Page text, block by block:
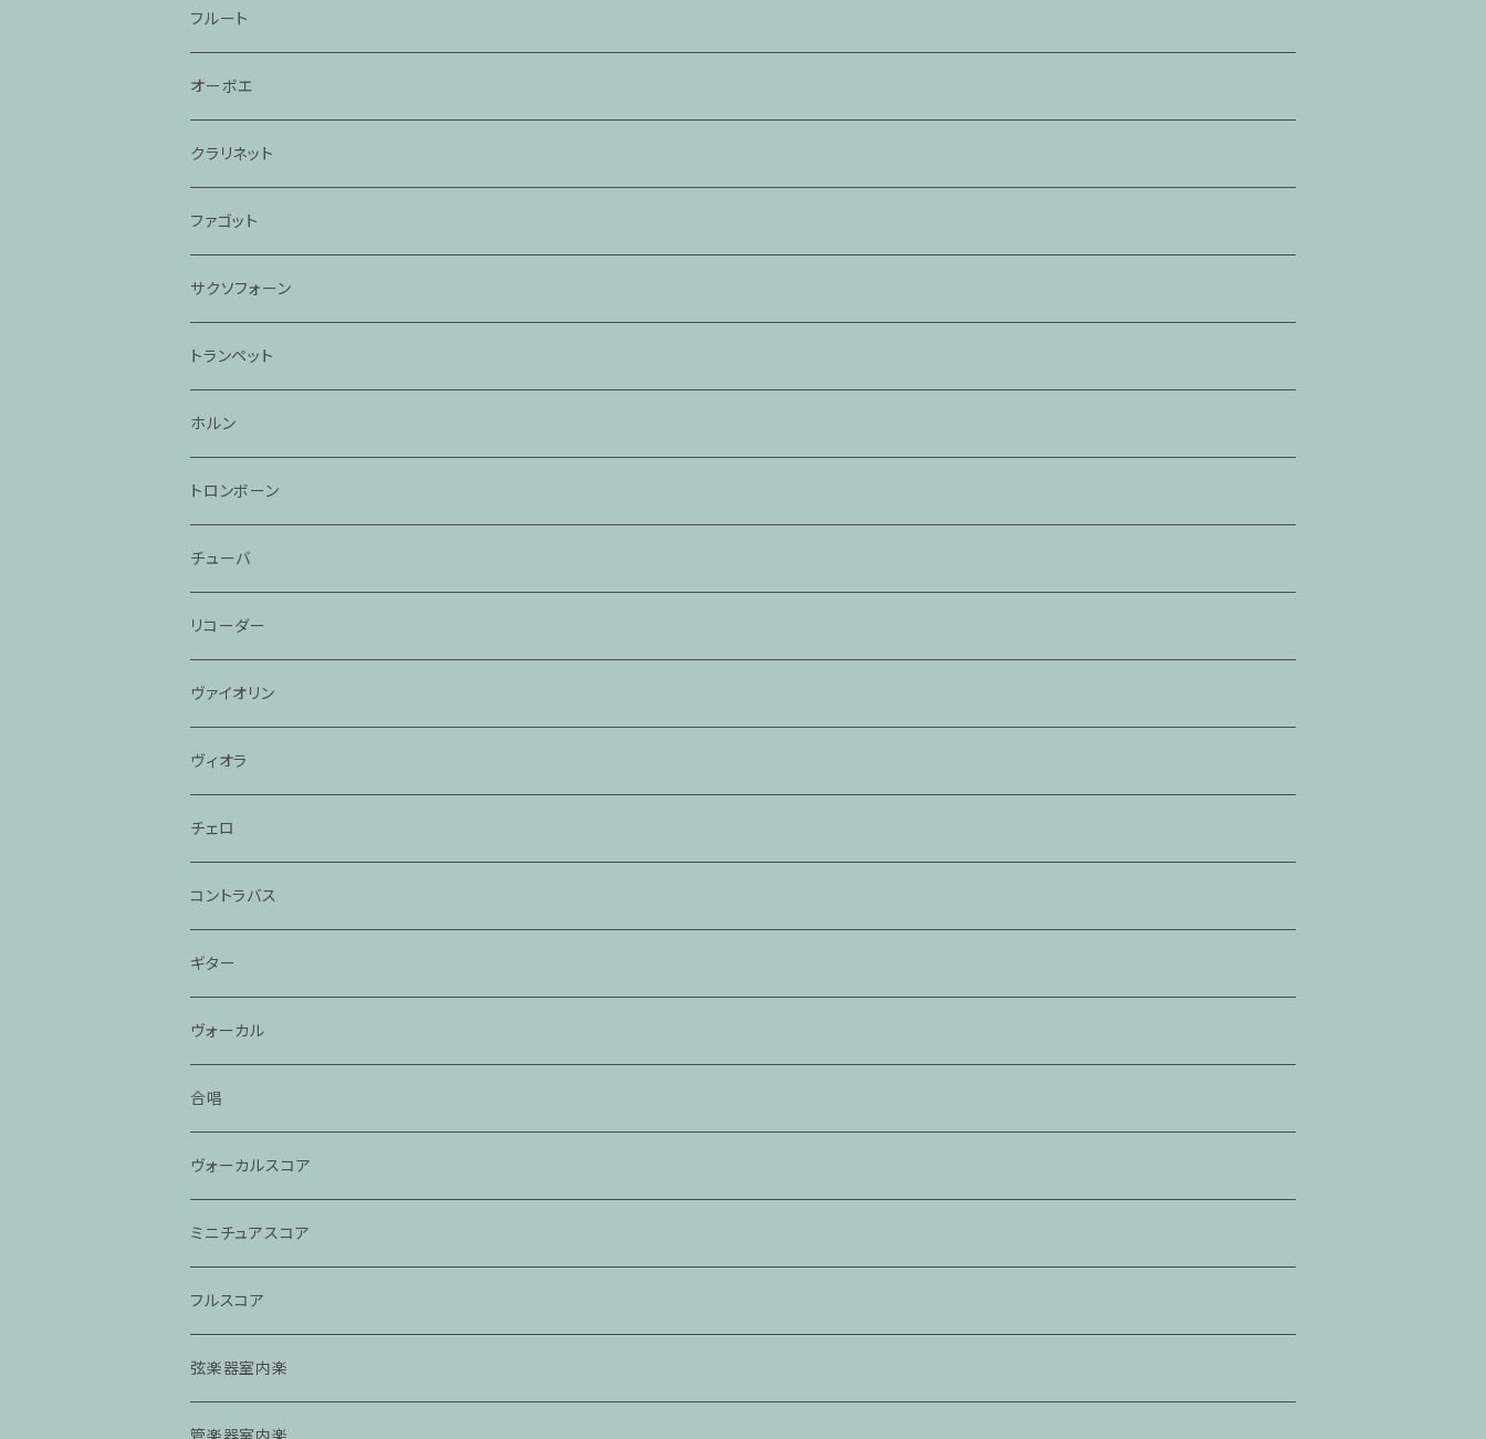
フルート
オーボエ
クラリネット
ファゴット
サクソフォーン
トランペット
ホルン
トロンボーン
チューバ
リコーダー
ヴァイオリン
ヴィオラ
チェロ
コントラバス
ギター
ヴォーカル
合唱
ヴォーカルスコア
ミニチュアスコア
フルスコア
弦楽器室内楽